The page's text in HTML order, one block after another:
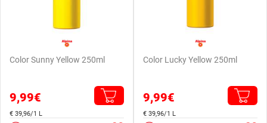
Color Sunny Yellow 250ml
9,99€
€ 39,96/1 L
Color Lucky Yellow 250ml
9,99€
€ 39,96/1 L